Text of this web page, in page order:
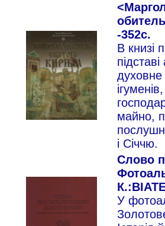
-352с.
В книзі
духовне
майно,
і Січчю.
Слово
У